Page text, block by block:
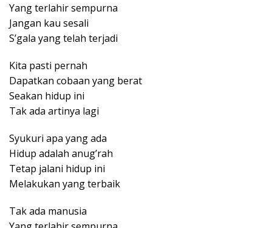
Yang terlahir sempurna
Jangan kau sesali
S’gala yang telah terjadi
Kita pasti pernah
Dapatkan cobaan yang berat
Seakan hidup ini
Tak ada artinya lagi
Syukuri apa yang ada
Hidup adalah anug’rah
Tetap jalani hidup ini
Melakukan yang terbaik
Tak ada manusia